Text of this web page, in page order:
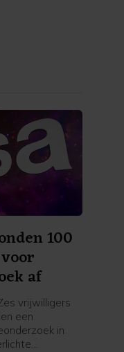
100
af
vrijwilligers
een
in